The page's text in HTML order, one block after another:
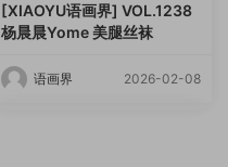
[XIAOYU语画界] VOL.1238
杨晨晨Yome 美腿丝袜
语画界 2026-02-08